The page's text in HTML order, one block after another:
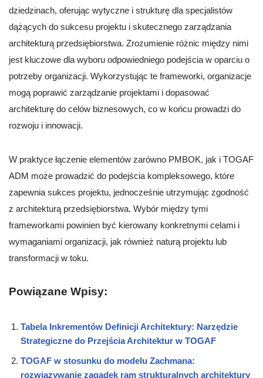
dziedzinach, oferując wytyczne i strukturę dla specjalistów
dążących do sukcesu projektu i skutecznego zarządzania
architekturą przedsiębiorstwa. Zrozumienie różnic między nimi
jest kluczowe dla wyboru odpowiedniego podejścia w oparciu o
potrzeby organizacji. Wykorzystując te frameworki, organizacje
mogą poprawić zarządzanie projektami i dopasować
architekturę do celów biznesowych, co w końcu prowadzi do
rozwoju i innowacji.
W praktyce łączenie elementów zarówno PMBOK, jak i TOGAF
ADM może prowadzić do podejścia kompleksowego, które
zapewnia sukces projektu, jednocześnie utrzymując zgodność
z architekturą przedsiębiorstwa. Wybór między tymi
frameworkami powinien być kierowany konkretnymi celami i
wymaganiami organizacji, jak również naturą projektu lub
transformacji w toku.
Powiązane Wpisy:
Tabela Inkrementów Definicji Architektury: Narzędzie
Strategiczne do Przejścia Architektur w TOGAF
TOGAF w stosunku do modelu Zachmana:
rozwiązywanie zagadek ram strukturalnych architektury